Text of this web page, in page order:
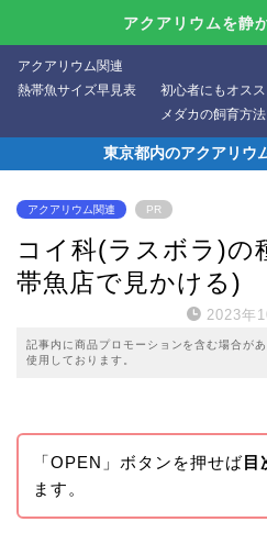
アクアリウムを静
アクアリウム関連
熱帯魚サイズ早見表
初心者にもオス
メダカの飼育方法
東京都内のアクアリウ
アクアリウム関連 PR
コイ科(ラスボラ)の
帯魚店で見かける)
2023年
記事内に商品プロモーションを含む場合が
使用しております。
「OPEN」ボタンを押せば目
ます。